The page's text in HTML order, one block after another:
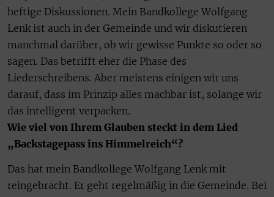
heftige Diskussionen. Mein Bandkollege Wolfgang
Lenk ist auch in der Gemeinde und wir diskutieren
manchmal darüber, ob wir gewisse Punkte so oder so
sagen. Das betrifft eher die Phase des
Liederschreibens. Aber meistens einigen wir uns
darauf, dass im Prinzip alles machbar ist, solange wir
das intelligent verpacken.
Wie viel von Ihrem Glauben steckt in dem Lied
„Backstagepass ins Himmelreich“?
Das hat mein Bandkollege Wolfgang Lenk mit
reingebracht. Er geht regelmäßig in die Gemeinde. Bei